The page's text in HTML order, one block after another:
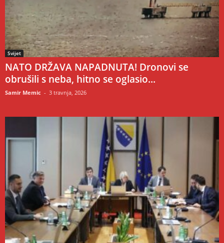
Svijet
NATO DRŽAVA NAPADNUTA! Dronovi se
obrušili s neba, hitno se oglasio...
Samir Memic - 3 travnja, 2026